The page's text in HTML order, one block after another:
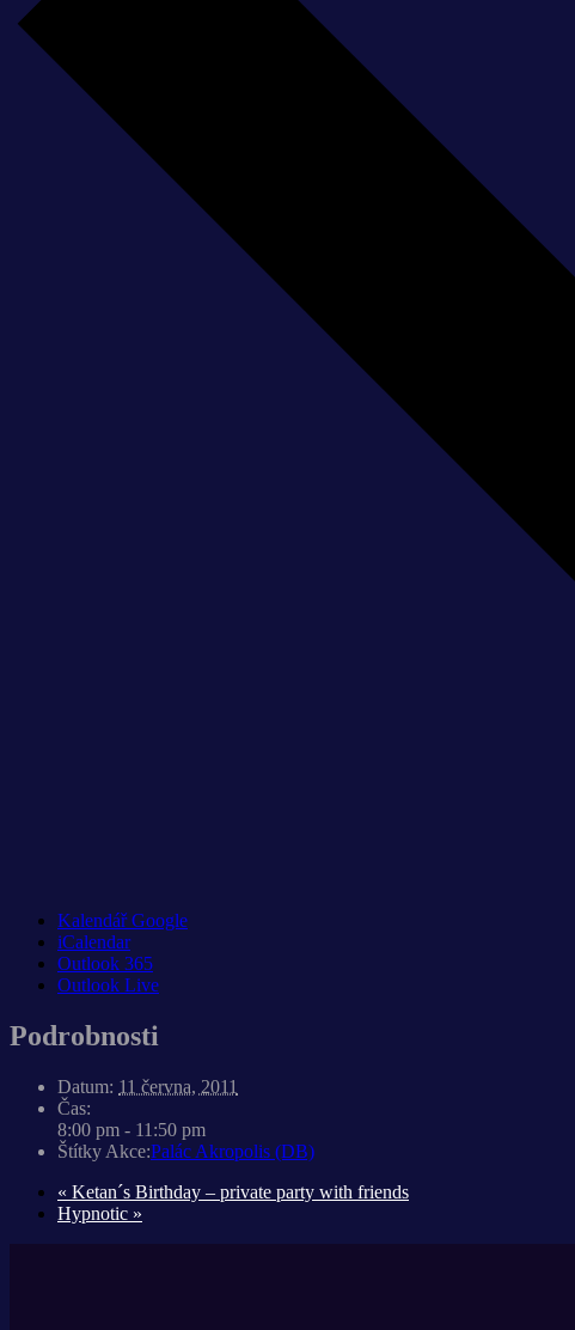
Kalendář Google
iCalendar
Outlook 365
Outlook Live
Podrobnosti
Datum: 11 června, 2011
Čas:
8:00 pm - 11:50 pm
Štítky Akce:Palác Akropolis (DB)
« Ketan´s Birthday – private party with friends
Hypnotic »